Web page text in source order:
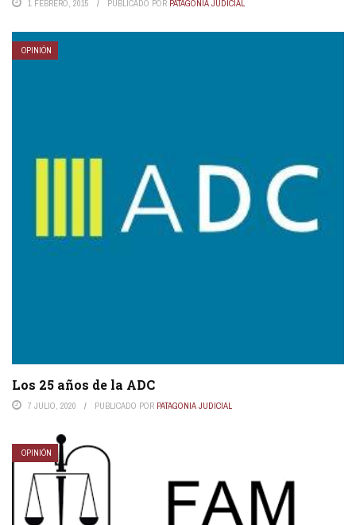
1 FEBRERO, 2015 PUBLICADO POR PATAGONIA JUDICIAL
OPINIÓN
Los 25 años de la ADC
7 JULIO, 2020 PUBLICADO POR PATAGONIA JUDICIAL
OPINIÓN